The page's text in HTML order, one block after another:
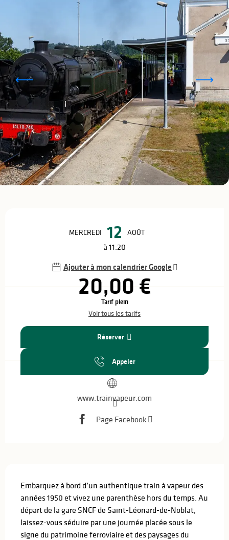
MERCREDI 12 AOÛT
à 11:20
Ajouter à mon calendrier Google
20,00 €
Tarif plein
Voir tous les tarifs
Réserver
Appeler
www.trainvapeur.com
Page Facebook
Embarquez à bord d’un authentique train à vapeur des
années 1950 et vivez une parenthèse hors du temps. Au
départ de la gare SNCF de Saint-Léonard-de-Noblat,
laissez-vous séduire par une journée placée sous le
signe du patrimoine ferroviaire et des paysages du